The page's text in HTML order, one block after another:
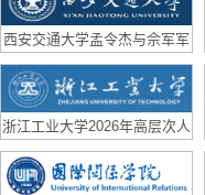
西安交通大学孟令杰与佘军军
团队联合招聘博后
浙江工业大学2026年高层次人
才招聘公告